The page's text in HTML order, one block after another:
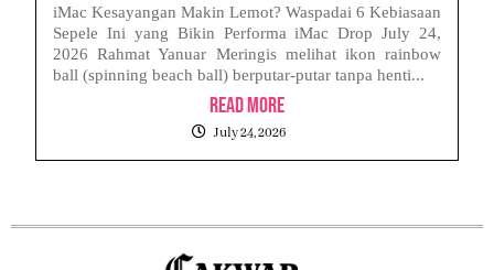
iMac Kesayangan Makin Lemot? Waspadai 6 Kebiasaan
Sepele Ini yang Bikin Performa iMac Drop July 24,
2026 Rahmat Yanuar Meringis melihat ikon rainbow
ball (spinning beach ball) berputar-putar tanpa henti...
Read More
July 24, 2026